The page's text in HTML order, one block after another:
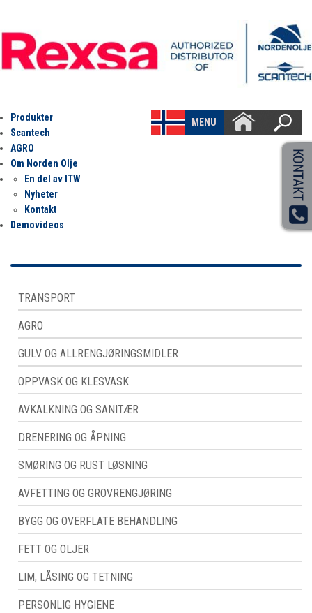
MENU
Produkter
Scantech
AGRO
Om Norden Olje
En del av ITW
Nyheter
Kontakt
Demovideos
TRANSPORT
AGRO
GULV OG ALLRENGJØRINGSMIDLER
OPPVASK OG KLESVASK
AVKALKNING OG SANITÆR
DRENERING OG ÅPNING
SMØRING OG RUST LØSNING
AVFETTING OG GROVRENGJØRING
BYGG OG OVERFLATE BEHANDLING
FETT OG OLJER
LIM, LÅSING OG TETNING
PERSONLIG HYGIENE